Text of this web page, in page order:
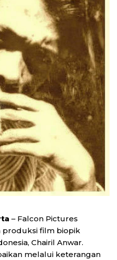
– Falcon Pictures
film biopik
Chairil Anwar.
melalui keterangan